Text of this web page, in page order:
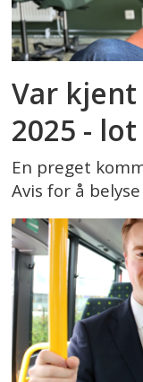
Var
2025 -
En preget
Avis for å